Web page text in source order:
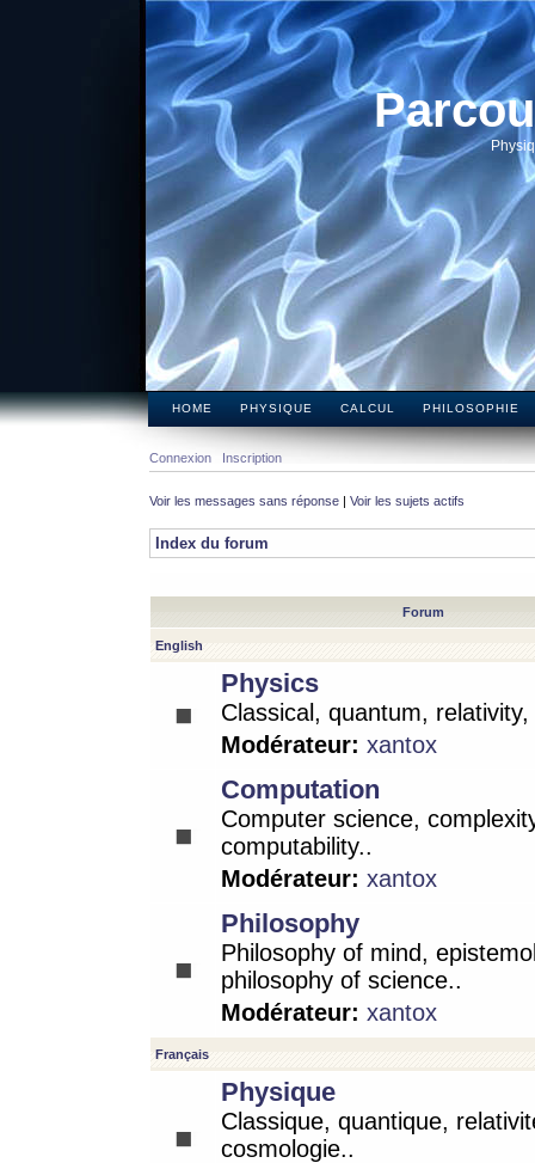
HOME PHYSIQUE CALCUL PHILOSOPHIE
Connexion Inscription
Voir les messages sans réponse | Voir les sujets actifs
Index du forum
Forum
English
Physics
Classical, quantum,
Modérateur: xantox
Computation
Computer science,
computability..
Modérateur: xantox
Philosophy
Philosophy of mind,
philosophy of science..
Modérateur: xantox
Français
Physique
Classique, quantique,
cosmologie..